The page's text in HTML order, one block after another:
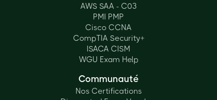
AWS SAA - C03
PMI PMP
Cisco CCNA
CompTIA Security+
ISACA CISM
WGU Exam Help
Communauté
Nos Certifications